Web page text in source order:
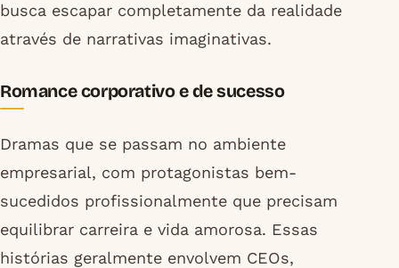
busca escapar completamente da realidade
através de narrativas imaginativas.
Romance corporativo e de sucesso
Dramas que se passam no ambiente
empresarial, com protagonistas bem-
sucedidos profissionalmente que precisam
equilibrar carreira e vida amorosa. Essas
histórias geralmente envolvem CEOs,